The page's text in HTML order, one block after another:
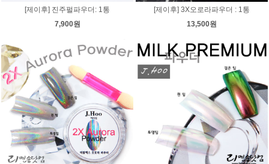
[제이후] 진주펄파우더: 1통
7,900원
[제이후] 3X오로라파우더 : 1통
13,500원